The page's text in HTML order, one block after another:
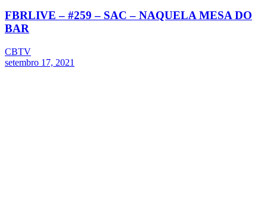
FBRLIVE – #259 – SAC – NAQUELA MESA DO
BAR
CBTV
setembro 17, 2021